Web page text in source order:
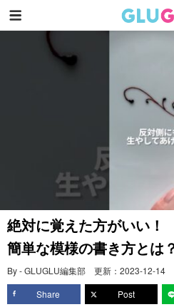
絶対に覚えた方がいい
簡単な模様の書き方とは
By - GLUGLU編集部 更新： 2023-12-14
Share
Post